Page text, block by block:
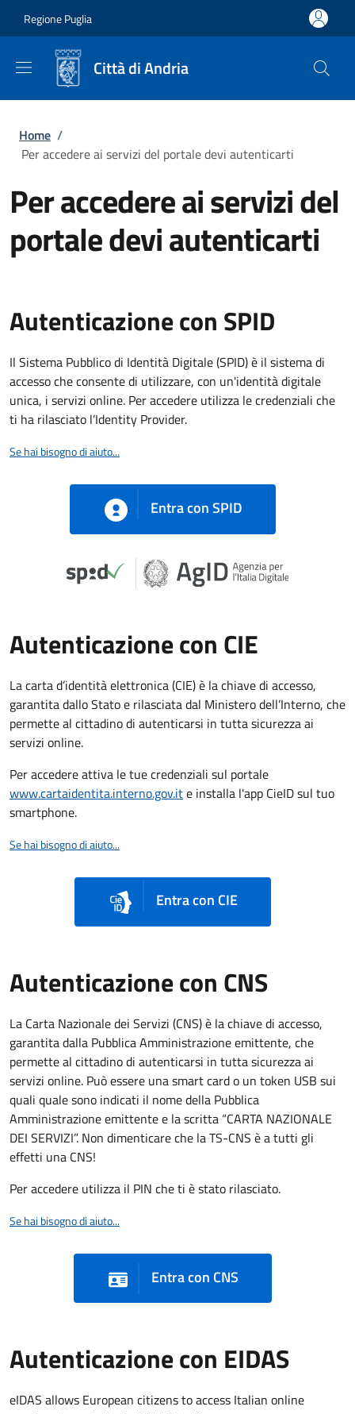
Regione Puglia
Città di Andria
Briciole di pane
Home /
Per accedere ai servizi del portale devi autenticarti
Per accedere ai servizi del
portale devi autenticarti
Autenticazione con SPID
Il Sistema Pubblico di Identità Digitale (SPID) è il sistema di
accesso che consente di utilizzare, con un'identità digitale
unica, i servizi online. Per accedere utilizza le credenziali che
ti ha rilasciato l’Identity Provider.
Se hai bisogno di aiuto...
Entra con SPID
Autenticazione con CIE
La carta d’identità elettronica (CIE) è la chiave di accesso,
garantita dallo Stato e rilasciata dal Ministero dell’Interno, che
permette al cittadino di autenticarsi in tutta sicurezza ai
servizi online.
Per accedere attiva le tue credenziali sul portale
www.cartaidentita.interno.gov.ite installa l'app CieID sul tuo
smartphone.
Se hai bisogno di aiuto...
Entra con CIE
Autenticazione con CNS
La Carta Nazionale dei Servizi (CNS) è la chiave di accesso,
garantita dalla Pubblica Amministrazione emittente, che
permette al cittadino di autenticarsi in tutta sicurezza ai
servizi online. Può essere una smart card o un token USB sui
quali quale sono indicati il nome della Pubblica
Amministrazione emittente e la scritta “CARTA NAZIONALE
DEI SERVIZI”. Non dimenticare che la TS-CNS è a tutti gli
effetti una CNS!
Per accedere utilizza il PIN che ti è stato rilasciato.
Se hai bisogno di aiuto...
Entra con CNS
Autenticazione con EIDAS
eIDAS allows European citizens to access Italian online